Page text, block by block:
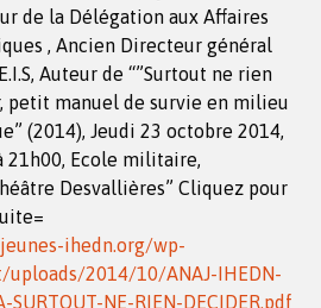
de la Délégation aux Affaires
, Ancien Directeur général
Auteur de “”Surtout ne rien
petit manuel de survie en milieu
(2014), Jeudi 23 octobre 2014,
21h00, Ecole militaire,
Desvallières” Cliquez pour
ihedn.org/wp-
uploads/2014/10/ANAJ-IHEDN-
SURTOUT-NE-RIEN-DECIDER.pdf